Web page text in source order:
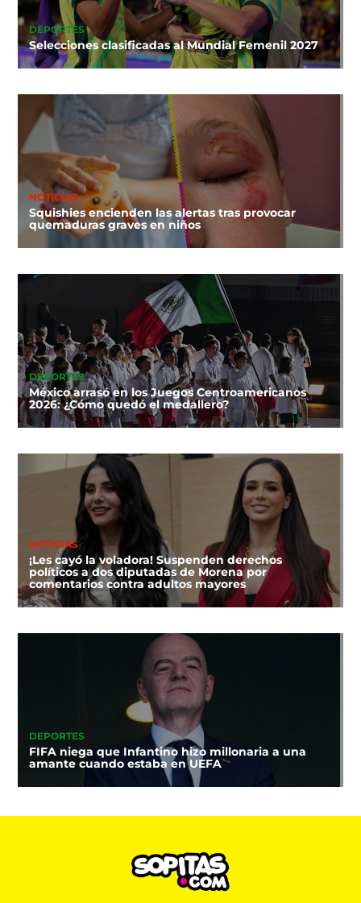
DEPORTES
Selecciones clasificadas al Mundial Femenil 2027
NOTICIAS
Squishies encienden las alertas tras provocar
quemaduras graves en niños
DEPORTES
México arrasó en los Juegos Centroamericanos
2026: ¿Cómo quedó el medallero?
NOTICIAS
¡Les cayó la voladora! Suspenden derechos
políticos a dos diputadas de Morena por
comentarios contra adultos mayores
DEPORTES
FIFA niega que Infantino hizo millonaria a una
amante cuando estaba en UEFA